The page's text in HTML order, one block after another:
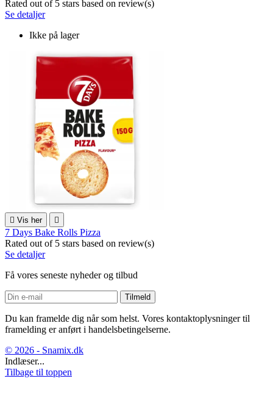
Rated out of 5 stars based on review(s)
Se detaljer
Ikke på lager
 Vis her 
7 Days Bake Rolls Pizza
Rated out of 5 stars based on review(s)
Se detaljer
Få vores seneste nyheder og tilbud
Du kan framelde dig når som helst. Vores kontaktoplysninger til
framelding er anført i handelsbetingelserne.
© 2026 - Snamix.dk
Indlæser...
Tilbage til toppen